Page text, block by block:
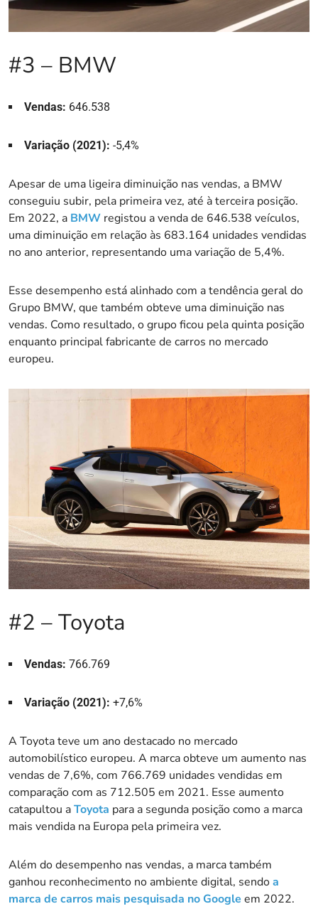
#3 – BMW
Vendas: 646.538
Variação (2021): -5,4%
Apesar de uma ligeira diminuição nas vendas, a BMW
conseguiu subir, pela primeira vez, até à terceira posição.
Em 2022, a BMW registou a venda de 646.538 veículos,
uma diminuição em relação às 683.164 unidades vendidas
no ano anterior, representando uma variação de 5,4%.
Esse desempenho está alinhado com a tendência geral do
Grupo BMW, que também obteve uma diminuição nas
vendas. Como resultado, o grupo ficou pela quinta posição
enquanto principal fabricante de carros no mercado
europeu.
#2 – Toyota
Vendas: 766.769
Variação (2021): +7,6%
A Toyota teve um ano destacado no mercado
automobilístico europeu. A marca obteve um aumento nas
vendas de 7,6%, com 766.769 unidades vendidas em
comparação com as 712.505 em 2021. Esse aumento
catapultou aToyota para a segunda posição como a marca
mais vendida na Europa pela primeira vez.
Além do desempenho nas vendas, a marca também
ganhou reconhecimento no ambiente digital, sendoa
marca de carros mais pesquisada no Google em 2022.